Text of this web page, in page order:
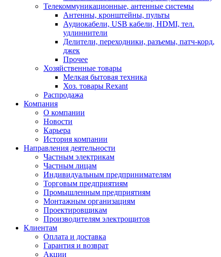
Телекоммуникационные, антенные системы
Антенны, кронштейны, пульты
Аудиокабели, USB кабели, HDMI, тел.
удлиннители
Делители, переходники, разъемы, патч-корд,
джек
Прочее
Хозяйственные товары
Мелкая бытовая техника
Хоз. товары Rexant
Распродажа
Компания
О компании
Новости
Карьера
История компании
Направления деятельности
Частным электрикам
Частным лицам
Индивидуальным предпринимателям
Торговым предприятиям
Промышленным предприятиям
Монтажным организациям
Проектировщикам
Производителям электрощитов
Клиентам
Оплата и доставка
Гарантия и возврат
Акции